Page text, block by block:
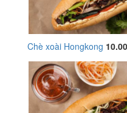
Chè xoài Hongkong